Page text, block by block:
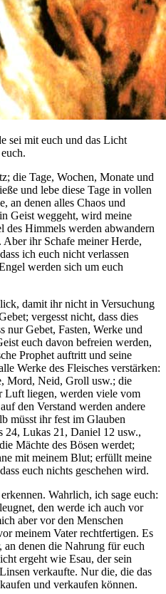
sei mit euch und das Licht
die Tage, Wochen, Monate und
und lebe diese Tage in vollen
an denen alles Chaos und
Geist weggeht, wird meine
des Himmels werden abwandern
ihr Schafe meiner Herde,
ich euch nicht verlassen
werden sich um euch
damit ihr nicht in Versuchung
vergesst nicht, dass dies
nur Gebet, Fasten, Werke und
euch davon befreien werden,
Prophet auftritt und seine
Werke des Fleisches verstärken:
Mord, Neid, Groll usw.; die
Luft liegen, werden viele vom
den Verstand werden andere
müsst ihr fest im Glauben
24, Lukas 21, Daniel 12 usw.,
Mächte des Bösen werdet;
mit meinem Blut; erfüllt meine
euch nichts geschehen wird.
Wahrlich, ich sage euch:
den werde ich auch vor
aber vor den Menschen
meinem Vater rechtfertigen. Es
denen die Nahrung für euch
ergeht wie Esau, der sein
verkaufte. Nur die, die das
und verkaufen können.